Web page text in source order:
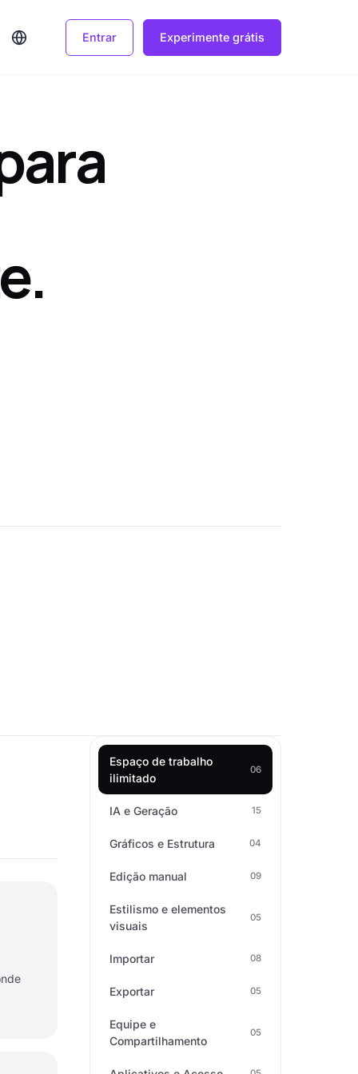
Entrar Experimente grátis
Espaço de trabalho
ilimitado
06
IA e Geração 15
Gráficos e Estrutura 04
Edição manual 09
Estilismo e elementos
visuais
05
Importar 08
Exportar 05
Equipe e
Compartilhamento
05